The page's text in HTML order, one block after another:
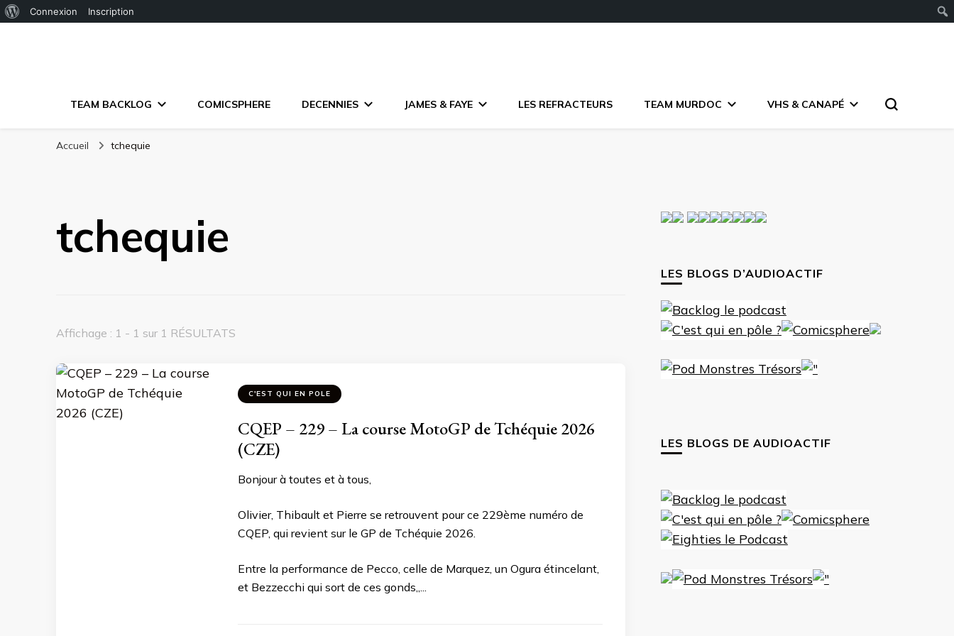
Connexion Inscription
TEAM BACKLOG COMICSPHERE DECENNIES JAMES & FAYE LES REFRACTEURS TEAM MURDOC VHS & CANAPÉ
Accueil tchequie
tchequie
Affichage : 1 - 1 sur 1 RÉSULTATS
C'EST QUI EN POLE
CQEP – 229 – La course MotoGP de Tchéquie 2026
(CZE)
Bonjour à toutes et à tous,
Olivier, Thibault et Pierre se retrouvent pour ce 229ème numéro de
CQEP, qui revient sur le GP de Tchéquie 2026.
Entre la performance de Pecco, celle de Marquez, un Ogura étincelant,
et Bezzecchi qui sort de ces gonds,,...
LES BLOGS D’AUDIOACTIF
LES BLOGS DE AUDIOACTIF